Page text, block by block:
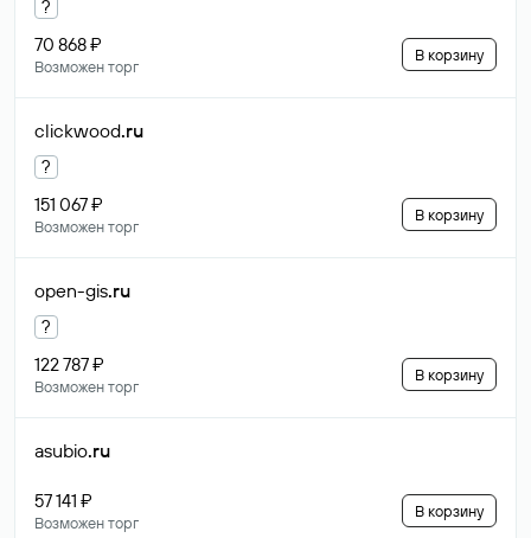
?
70 868 ₽
Возможен торг
В корзину
clickwood.ru
?
151 067 ₽
Возможен торг
В корзину
open-gis.ru
?
122 787 ₽
Возможен торг
В корзину
asubio.ru
57 141 ₽
Возможен торг
В корзину